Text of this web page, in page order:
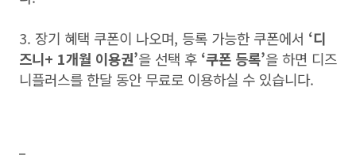
3. 장기 혜택 쿠폰이 나오며, 등록 가능한 쿠폰에서 ‘디
즈니+ 1개월 이용권’을 선택 후 ‘쿠폰 등록’을 하면 디즈
니플러스를 한달 동안 무료로 이용하실 수 있습니다.